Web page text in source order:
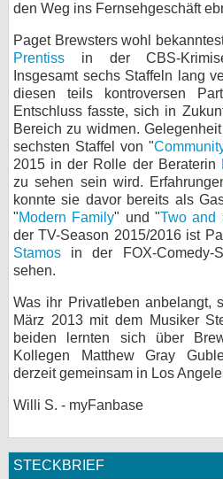
den Weg ins Fernsehgeschäft
Paget Brewsters wohl
Prentiss in der CBS-
Insgesamt sechs Staffeln lang
diesen teils kontroversen
Entschluss fasste, sich in
Bereich zu widmen.
sechsten Staffel von "
2015 in der Rolle der Beraterin
zu sehen sein wird.
konnte sie davor bereits als
"Modern Family" und "Two and
der TV-Season 2015/2016 ist
Stamos in der FOX-Comedy-
sehen.
Was ihr Privatleben anbelangt,
März 2013 mit dem Musiker
beiden lernten sich über
Kollegen Matthew Gray
derzeit gemeinsam in Los
Willi S. - myFanbase
STECKBRIEF